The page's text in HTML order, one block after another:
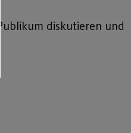
diskutieren und